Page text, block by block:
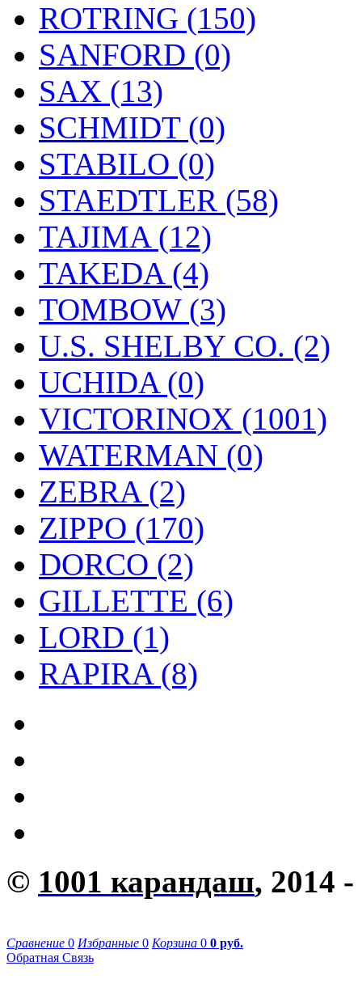
ROTRING (150)
SANFORD (0)
SAX (13)
SCHMIDT (0)
STABILO (0)
STAEDTLER (58)
TAJIMA (12)
TAKEDA (4)
TOMBOW (3)
U.S. SHELBY CO. (2)
UCHIDA (0)
VICTORINOX (1001)
WATERMAN (0)
ZEBRA (2)
ZIPPO (170)
DORCO (2)
GILLETTE (6)
LORD (1)
RAPIRA (8)
© 1001 карандаш, 2014 -
Сравнение 0 Избранные 0 Корзина 0 0 руб.
Обратная Связь